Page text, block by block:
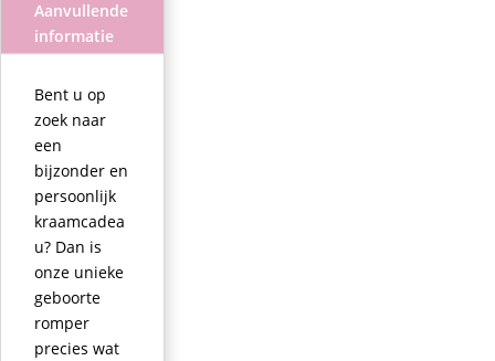
Aanvullende
informatie
Bent u op
zoek naar
een
bijzonder en
persoonlijk
kraamcadea
u? Dan is
onze unieke
geboorte
romper
precies wat